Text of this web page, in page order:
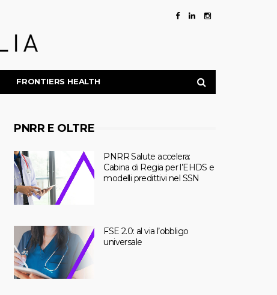
FRONTIERS HEALTH
PNRR E OLTRE
PNRR Salute accelera:
Cabina di Regia per l’EHDS e
modelli predittivi nel SSN
FSE 2.0: al via l’obbligo
universale